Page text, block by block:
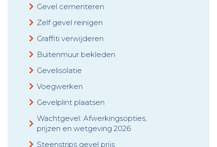
Gevel cementeren
Zelf gevel reinigen
Graffiti verwijderen
Buitenmuur bekleden
Gevelisolatie
Voegwerken
Gevelplint plaatsen
Wachtgevel: Afwerkingsopties,
prijzen en wetgeving 2026
Steenstrips gevel prijs